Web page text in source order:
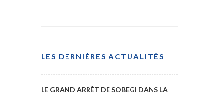
LES DERNIÈRES ACTUALITÉS
LE GRAND ARRÊT DE SOBEGI DANS LA